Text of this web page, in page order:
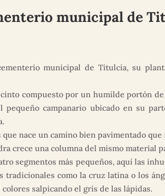
municipal de
municipal de Titulcia, su
compuesto por un humilde portón
campanario ubicado en su
nace un camino bien pavimentado
crece una columna del mismo material
segmentos más pequeños, aquí las
como la cruz latina o los
salpicando el gris de las lápidas.